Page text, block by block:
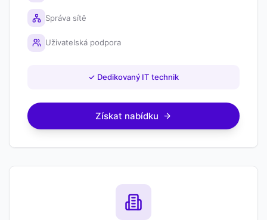
Správa sítě
Uživatelská podpora
✓ Dedikovaný IT technik
Získat nabídku